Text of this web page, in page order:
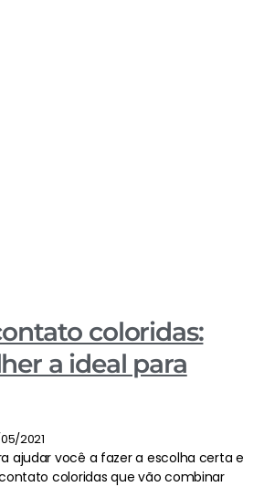
coloridas:
a ideal para
2021
ajudar você a fazer a escolha certa e
coloridas que vão combinar